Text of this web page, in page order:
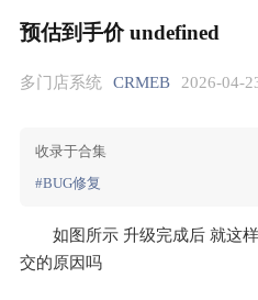
预估到手价 undefined
多门店系统 CRMEB 2026-04-
收录于合集
#BUG修复
如图所示 升级完成后 就这
交的原因吗